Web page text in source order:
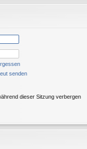
senden
dieser Sitzung verbergen